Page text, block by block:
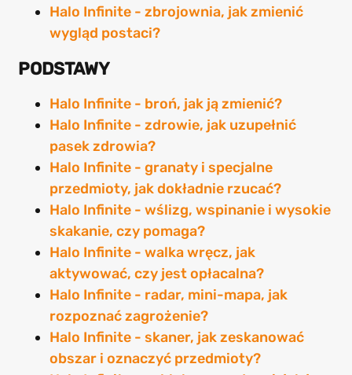
Halo Infinite - zbrojownia, jak zmienić
wygląd postaci?
PODSTAWY
Halo Infinite - broń, jak ją zmienić?
Halo Infinite - zdrowie, jak uzupełnić
pasek zdrowia?
Halo Infinite - granaty i specjalne
przedmioty, jak dokładnie rzucać?
Halo Infinite - wślizg, wspinanie i wysokie
skakanie, czy pomaga?
Halo Infinite - walka wręcz, jak
aktywować, czy jest opłacalna?
Halo Infinite - radar, mini-mapa, jak
rozpoznać zagrożenie?
Halo Infinite - skaner, jak zeskanować
obszar i oznaczyć przedmioty?